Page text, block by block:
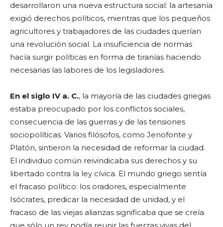
desarrollaron una nueva estructura social: la artesanía
exigió derechos políticos, mientras que los pequeños
agricultores y trabajadores de las ciudades querían
una revolución social. La insuficiencia de normas
hacía surgir políticas en forma de tiranías haciendo
necesarias las labores de los legisladores.
En el siglo IV a. C., la mayoría de las ciudades griegas
estaba preocupado por los conflictos sociales,
consecuencia de las guerras y de las tensiones
sociopolíticas. Varios filósofos, como Jenofonte y
Platón, sintieron la necesidad de reformar la ciudad.
El individuo común reivindicaba sus derechos y su
libertado contra la ley cívica. El mundo griego sentía
el fracaso político: los oradores, especialmente
Isócrates, predicar la necesidad de unidad, y el
fracaso de las viejas alianzas significaba que se creía